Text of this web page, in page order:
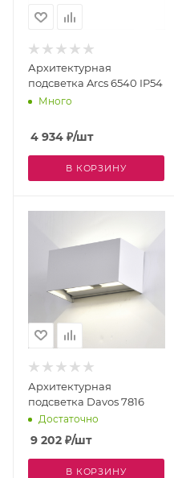
Архитектурная
подсветка Arcs 6540 IP54
Много
4 934 ₽/шт
В КОРЗИНУ
Архитектурная
подсветка Davos 7816
Достаточно
9 202 ₽/шт
В КОРЗИНУ